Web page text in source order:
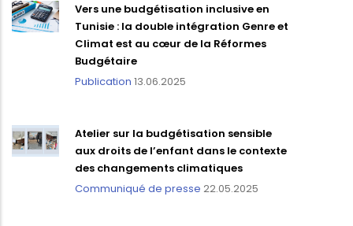
Vers une budgétisation inclusive en
Tunisie : la double intégration Genre et
Climat est au cœur de la Réformes
Budgétaire
Publication 13.06.2025
Atelier sur la budgétisation sensible
aux droits de l’enfant dans le contexte
des changements climatiques
Communiqué de presse 22.05.2025